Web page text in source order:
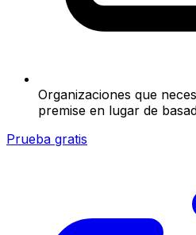
Organizaciones que
premise en lugar de
Prueba gratis